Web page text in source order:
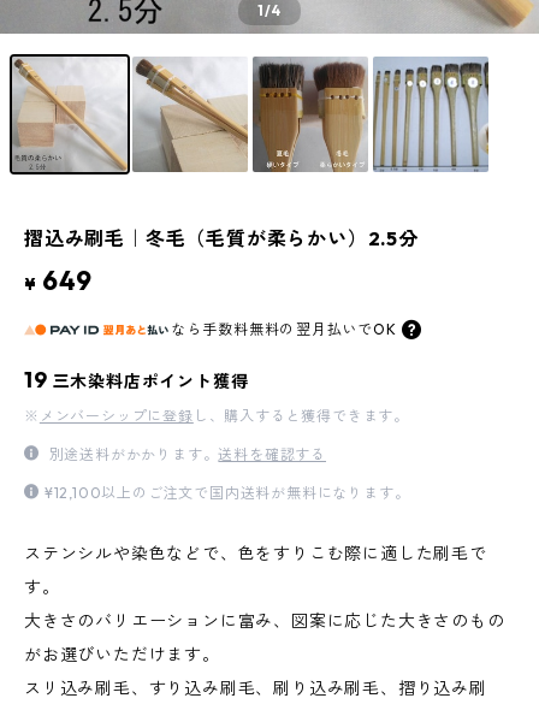
1/4
摺込み刷毛｜冬毛（毛質が柔らかい）2.5分
¥ 649
なら 手数料無料の 翌月払いでOK
19 三木染料店ポイント獲得
※ メンバーシップに登録 し、購入すると獲得できます。
別途送料がかかります。送料を確認する
¥12,100以上のご注文で国内送料が無料になります。
ステンシルや染色などで、色をすりこむ際に適した刷毛で
す。
大きさのバリエーションに富み、図案に応じた大きさのもの
がお選びいただけます。
スリ込み刷毛、すり込み刷毛、刷り込み刷毛、摺り込み刷